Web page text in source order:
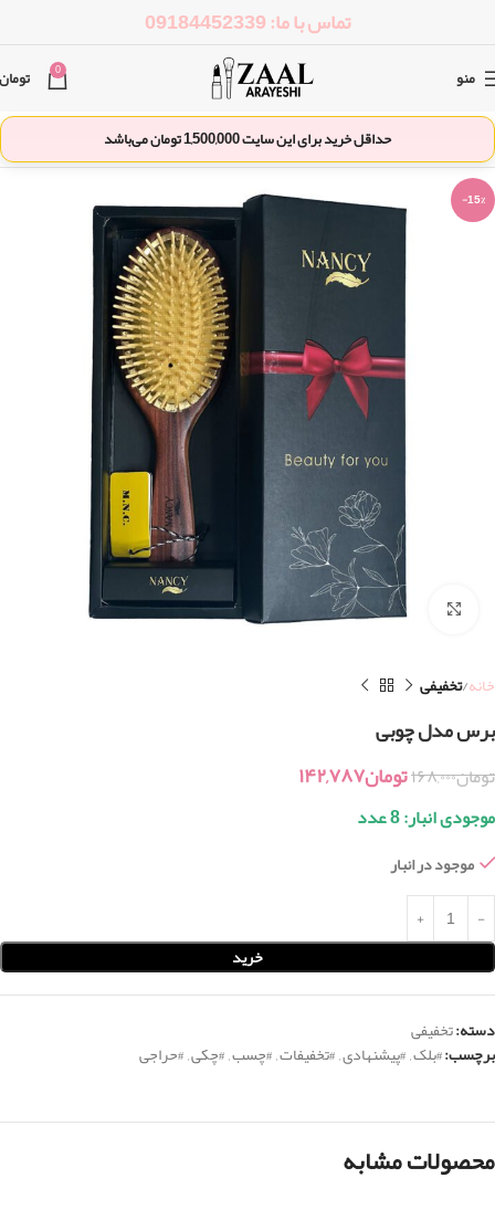
تماس با ما: 09184452339
منو 0 تومان
حداقل خرید برای این سایت1,500,000تومان می‌باشد
-15%
بزرگنمایی تصویر
خانه تخفیفی
برس مدل چوبی
تومان۱۶۸,۰۰۰تومان۱۴۲,۷۸۷
موجودی انبار: 8 عدد
موجود در انبار
خرید
دسته:تخفیفی
برچسب:#بلک,#پیشنهادی,#تخفیفات,#چسب,#چکی,#حراجی
محصولات مشابه